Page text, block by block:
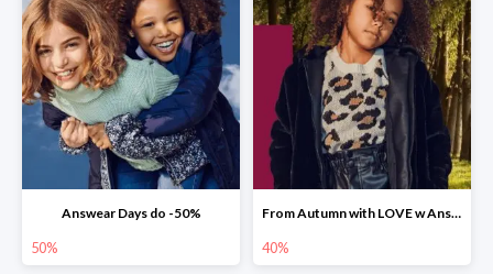
Answear Days do -50%
50%
From Autumn with LOVE w Answear do -40%
40%